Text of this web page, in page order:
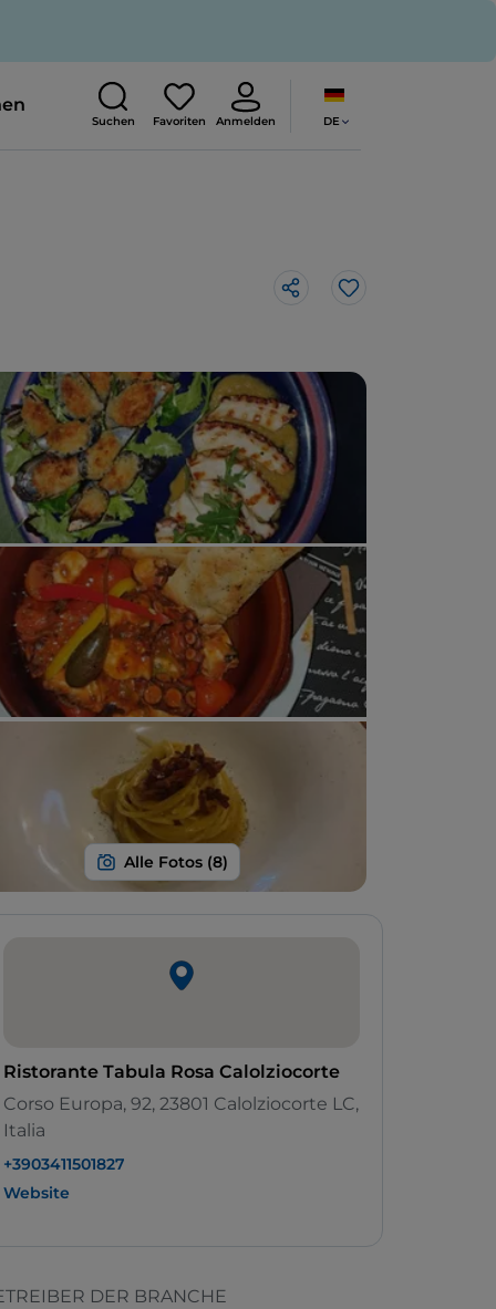
Suchen Favoriten Anmelden DE
Like
Ristorante Tabula Rosa Calolziocorte
Corso Europa, 92, 23801 Calolziocorte LC,
Italia
+3903411501827
Website
DER BRANCHE